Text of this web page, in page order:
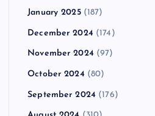
January 2025(187)
December 2024 (174)
November 2024 (97)
October 2024 (80)
September 2024 (176)